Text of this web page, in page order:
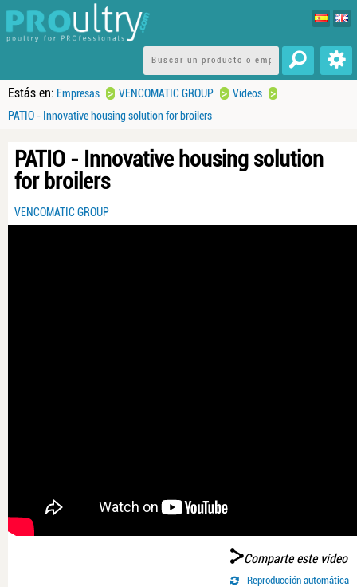
Estás en: Empresas > VENCOMATIC GROUP > Videos >
PATIO - Innovative housing solution for broilers
PATIO - Innovative housing solution
for broilers
VENCOMATIC GROUP
Comparte este vídeo
Reproducción automática